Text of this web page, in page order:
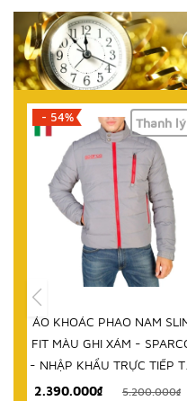
- 71% Thanh lý
GIÀY THỂ THAO NAM -
SPARCO - NHẬP KHẨU
CHÍNH HÃNG TỪ Ý
1.590.000₫
5.390.000₫